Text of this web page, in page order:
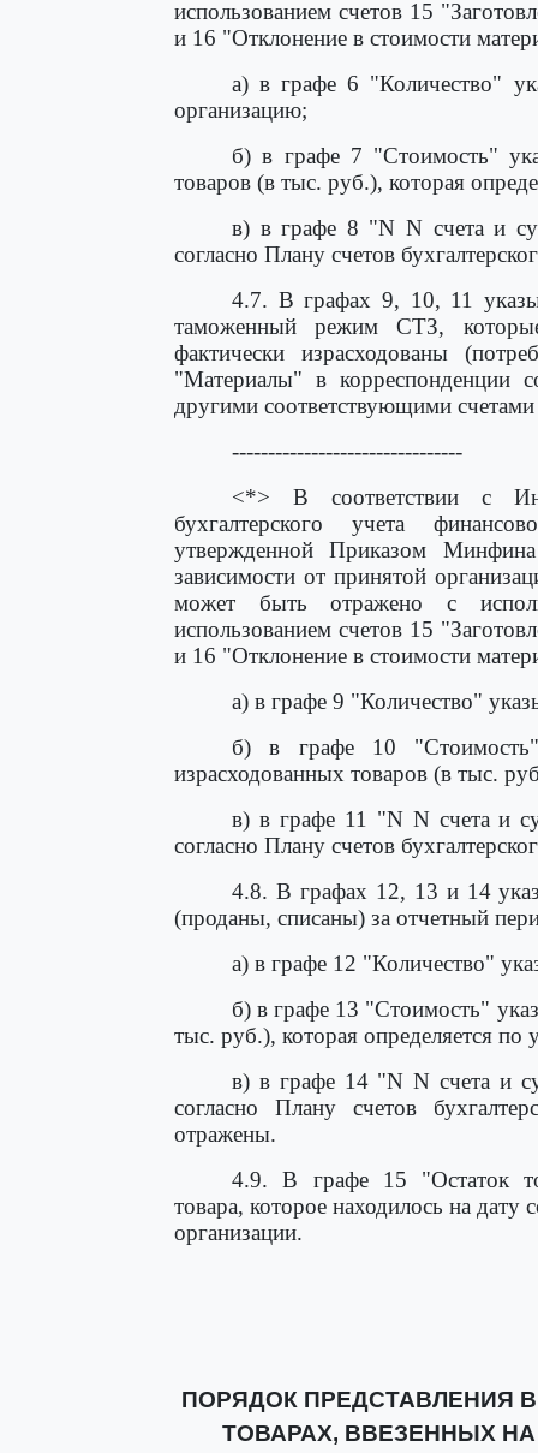
использованием счетов 15
и 16 "Отклонение в стоимости
а) в графе 6 "Количество"
организацию;
б) в графе 7 "Стоимость"
товаров (в тыс. руб.), которая
в) в графе 8 "N N счета и
согласно Плану счетов
4.7. В графах 9, 10, 11
таможенный режим СТЗ,
фактически израсходованы
"Материалы" в корреспонденции
другими соответствующими
--------------------------------
<*> В соответствии с
бухгалтерского учета
утвержденной Приказом
зависимости от принятой
может быть отражено с
использованием счетов 15
и 16 "Отклонение в стоимости
а) в графе 9 "Количество"
б) в графе 10 "Стоимость"
израсходованных товаров (в тыс.
в) в графе 11 "N N счета и
согласно Плану счетов
4.8. В графах 12, 13 и 14
(проданы, списаны) за отчетный
а) в графе 12 "Количество"
б) в графе 13 "Стоимость"
тыс. руб.), которая определяется по
в) в графе 14 "N N счета и
согласно Плану счетов
отражены.
4.9. В графе 15 "Остаток
товара, которое находилось на дату
организации.
ПОРЯДОК ПРЕДСТАВЛЕНИЯ
ТОВАРАХ, ВВЕЗЕННЫХ